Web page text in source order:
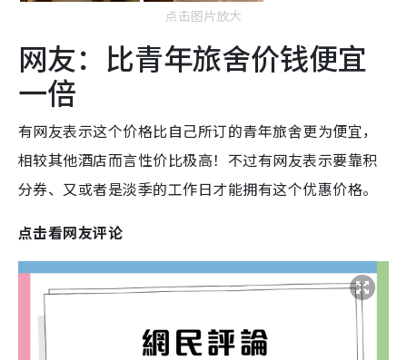
点击图片放大
网友：比青年旅舍价钱便宜
一倍
有网友表示这个价格比自己所订的青年旅舍更为便宜，
相较其他酒店而言性价比极高！不过有网友表示要靠积
分券、又或者是淡季的工作日才能拥有这个优惠价格。
点击看网友评论